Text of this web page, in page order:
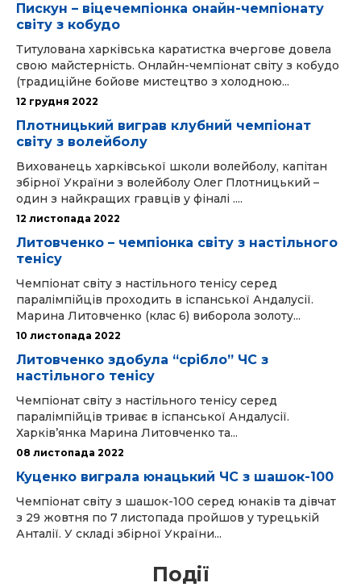
Пискун – віцечемпіонка онайн-чемпіонату
світу з кобудо
Титулована харківська каратистка вчергове довела
свою майстерність. Онлайн-чемпіонат світу з кобудо
(традиційне бойове мистецтво з холодною...
12 грудня 2022
Плотницький виграв клубний чемпіонат
світу з волейболу
Вихованець харківської школи волейболу, капітан
збірної України з волейболу Олег Плотницький –
один з найкращих гравців у фіналі ....
12 листопада 2022
Литовченко – чемпіонка світу з настільного
тенісу
Чемпіонат світу з настільного тенісу серед
паралімпійців проходить в іспанської Андалусії.
Марина Литовченко (клас 6) виборола золоту...
10 листопада 2022
Литовченко здобула “срібло” ЧС з
настільного тенісу
Чемпіонат світу з настільного тенісу серед
паралімпійців триває в іспанської Андалусії.
Харків’янка Марина Литовченко та...
08 листопада 2022
Куценко виграла юнацький ЧС з шашок-100
Чемпіонат світу з шашок-100 серед юнаків та дівчат
з 29 жовтня по 7 листопада пройшов у турецькій
Анталії. У складі збірної України...
Події